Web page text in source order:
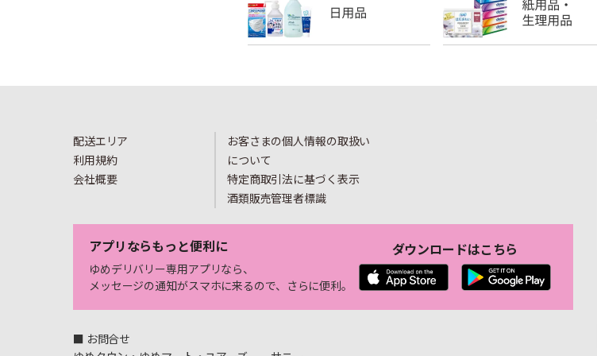
配送エリア
利用規約
会社概要
お客さまの個人情報の取扱い
について
特定商取引法に基づく表示
酒類販売管理者標識
アプリならもっと便利に
ゆめデリバリー専用アプリなら、
メッセージの通知がスマホに来るので、さらに便利。
ダウンロードはこちら
■ お問合せ